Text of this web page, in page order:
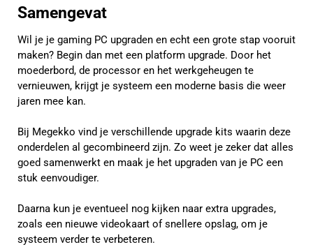
Samengevat
Wil je je gaming PC upgraden en echt een grote stap vooruit
maken? Begin dan met een platform upgrade. Door het
moederbord, de processor en het werkgeheugen te
vernieuwen, krijgt je systeem een moderne basis die weer
jaren mee kan.
Bij Megekko vind je verschillende upgrade kits waarin deze
onderdelen al gecombineerd zijn. Zo weet je zeker dat alles
goed samenwerkt en maak je het upgraden van je PC een
stuk eenvoudiger.
Daarna kun je eventueel nog kijken naar extra upgrades,
zoals een nieuwe videokaart of snellere opslag, om je
systeem verder te verbeteren.